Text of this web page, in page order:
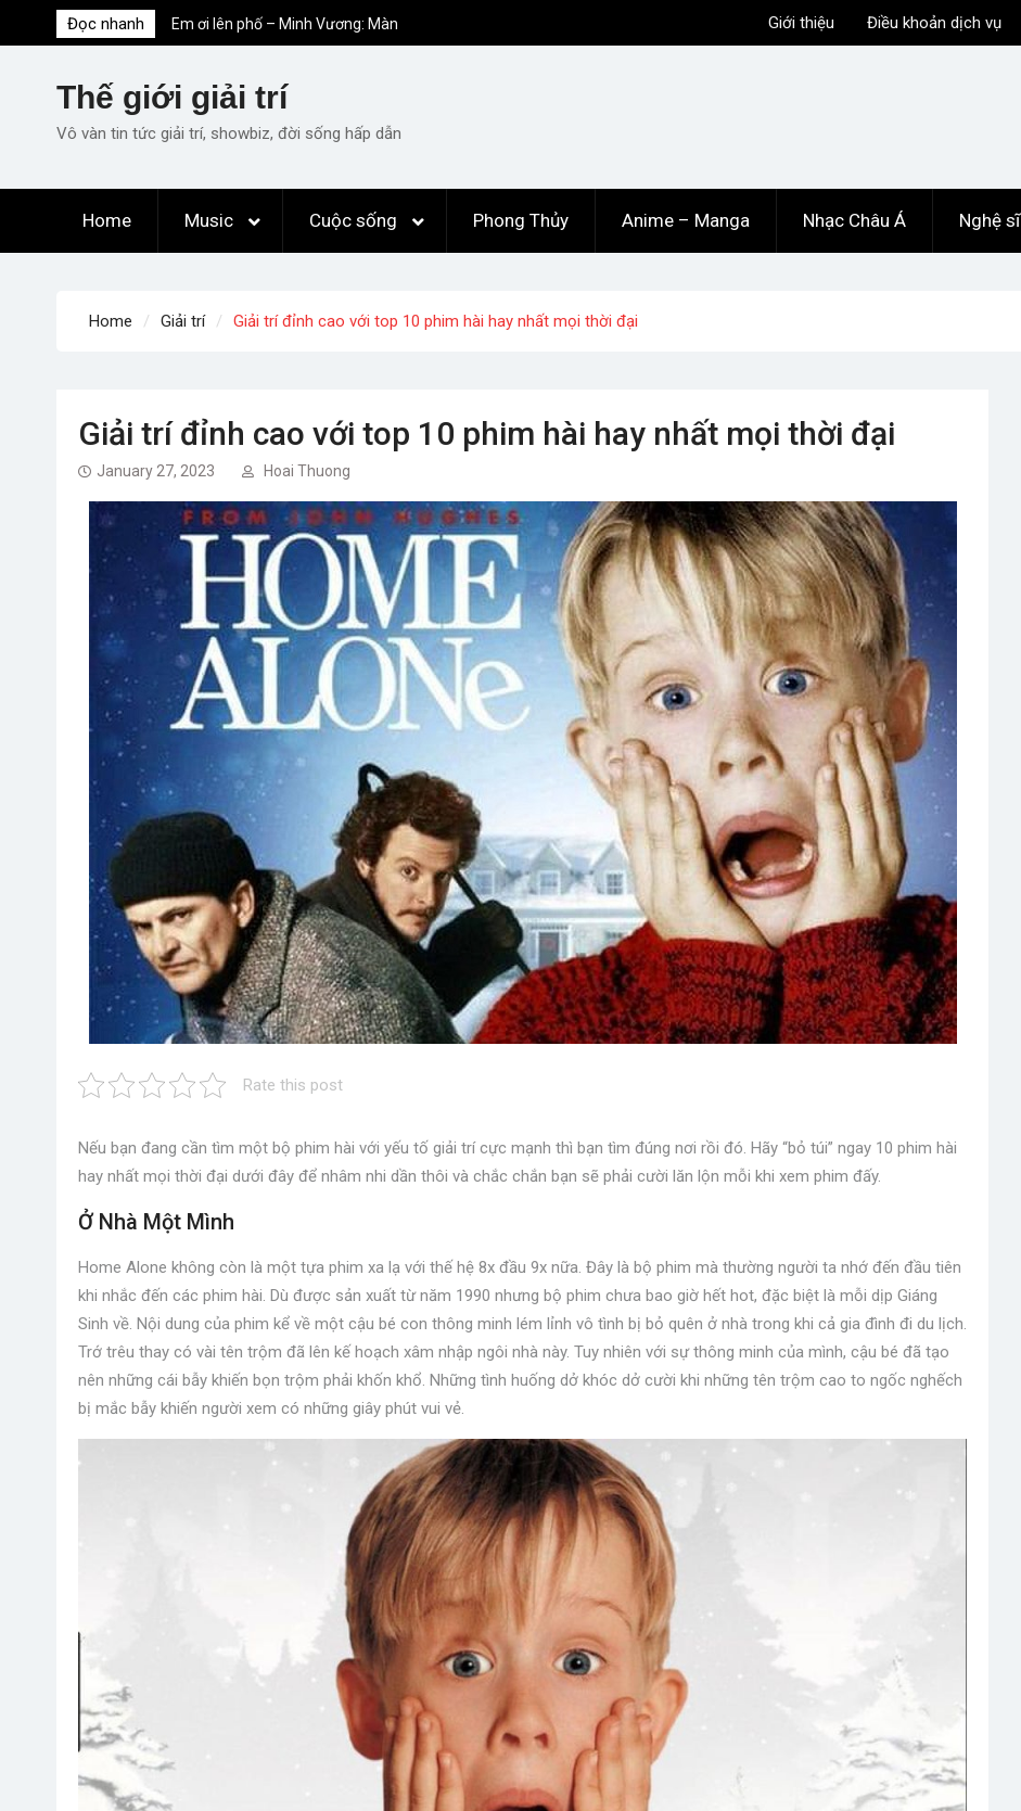
to
Giới thiệu Điều khoản dịch vụ
Đọc nhanh
Em ơi lên phố – Minh Vương: Màn
comeback “ngoạn mục” với triệu view
cáo nhưng vẫn ấn tượng
Lời bài hát Làm Gì Phải Hốt – Sản phẩm âm
List ca khúc nhạc tết hay và ý nghĩa nhất
mỗi dịp xuân về
Thế giới giải trí
Vô vàn tin tức giải trí, showbiz, đời sống hấp dẫn
Home Music Cuộc sống Phong Thủy Anime – Manga Nhạc Châu Á Nghệ sĩ
Home Giải trí Giải trí đỉnh cao với top 10 phim hài hay nhất mọi thời đại
Giải trí đỉnh cao với top 10 phim hài hay nhất mọi thời đại
January 27, 2023 Hoai Thuong
Rate this post
Nếu bạn đang cần tìm một bộ phim hài với yếu tố giải trí cực mạnh thì bạn tìm đúng nơi rồi đó. Hãy “bỏ túi” ngay 10 phim hài
hay nhất mọi thời đại dưới đây để nhâm nhi dần thôi và chắc chắn bạn sẽ phải cười lăn lộn mỗi khi xem phim đấy.
Ở Nhà Một Mình
Home Alone không còn là một tựa phim xa lạ với thế hệ 8x đầu 9x nữa. Đây là bộ phim mà thường người ta nhớ đến đầu tiên
khi nhắc đến các phim hài. Dù được sản xuất từ năm 1990 nhưng bộ phim chưa bao giờ hết hot, đặc biệt là mỗi dịp Giáng
Sinh về. Nội dung của phim kể về một cậu bé con thông minh lém lỉnh vô tình bị bỏ quên ở nhà trong khi cả gia đình đi du lịch.
Trớ trêu thay có vài tên trộm đã lên kế hoạch xâm nhập ngôi nhà này. Tuy nhiên với sự thông minh của mình, cậu bé đã tạo
nên những cái bẫy khiến bọn trộm phải khốn khổ. Những tình huống dở khóc dở cười khi những tên trộm cao to ngốc nghếch
bị mắc bẫy khiến người xem có những giây phút vui vẻ.